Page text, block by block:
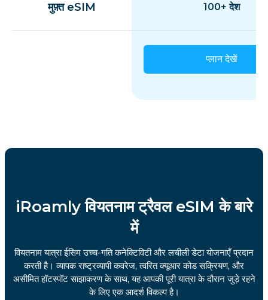
मुफ़्त eSIM 100+ देश
प्लान देखें
iRoamly वियतनाम ट्रैवल eSIM के बारे
में
वियतनाम यात्रा ईसिम उच्च-गति कनेक्टिविटी और लचीली डेटा योजनाएँ प्रदान
करती है। व्यापक राष्ट्रव्यापी कवरेज, त्वरित क्यूआर कोड सक्रियण, और
असीमित हॉटस्पॉट साझाकरण के साथ, यह आपकी पूरी यात्रा के दौरान जुड़े रहने
के लिए एक आदर्श विकल्प है।